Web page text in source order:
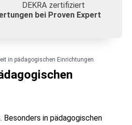
in pädagogischen Einrichtungen
in pädagogischen